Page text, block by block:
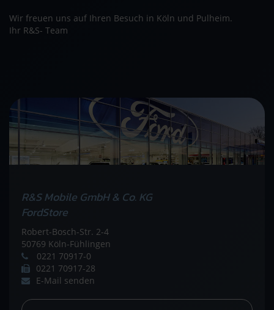
Wir freuen uns auf Ihren Besuch in Köln und Pulheim.
Ihr R&S- Team
R&S Mobile GmbH & Co. KG
FordStore
Robert-Bosch-Str. 2-4
50769 Köln-Fühlingen
0221 70917-0
0221 70917-28
E-Mail senden